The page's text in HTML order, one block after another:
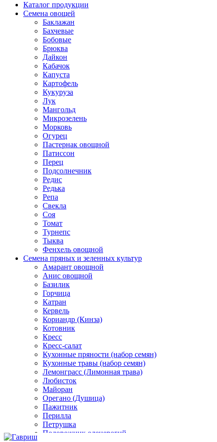
Каталог продукции
Семена овощей
Баклажан
Бахчевые
Бобовые
Брюква
Дайкон
Кабачок
Капуста
Картофель
Кукуруза
Лук
Мангольд
Микрозелень
Морковь
Огурец
Пастернак овощной
Патиссон
Перец
Подсолнечник
Редис
Редька
Репа
Свекла
Соя
Томат
Турнепс
Тыква
Фенхель овощной
Семена пряных и зеленных культур
Амарант овощной
Анис овощной
Базилик
Горчица
Катран
Кервель
Кориандр (Кинза)
Котовник
Кресс
Кресс-салат
Кухонные пряности (набор семян)
Кухонные травы (набор семян)
Лемонграсс (Лимонная трава)
Любисток
Майоран
Орегано (Душица)
Пажитник
Перилла
Петрушка
Подорожник оленерогий